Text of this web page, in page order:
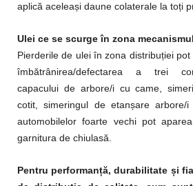
aplică aceleași daune colaterale la toți
Ulei ce se scurge în zona
Pierderile de ulei în zona distribuției
îmbătrânirea/defectarea a trei
capacului de arbore/i cu came,
cotit, simeringul de etanșare
automobilelor foarte vechi pot
garnitura de chiulasă.
Pentru performanță, durabilitate și